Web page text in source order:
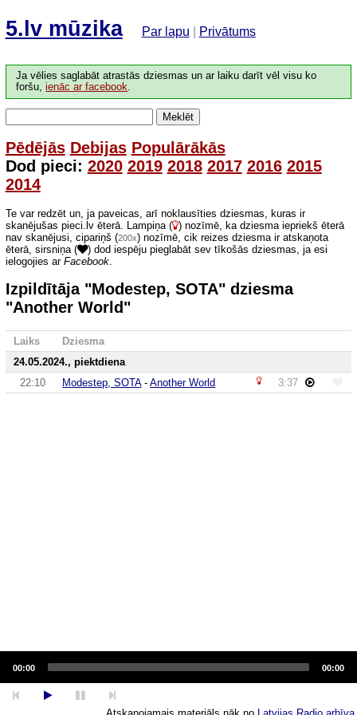
5.lv mūzika Par lapu Privātums
Ja vēlies saglabāt atrastās dziesmas un ar laiku darīt vēl visu ko
foršu,ienāc ar facebook.
Meklēt
Pēdējās Debijas Populārākās
Dod pieci: 2020 2019 2018 2017 2016 2015
2014
Te var redzēt un, ja paveicas, arī noklausīties dziesmas, kuras ir
skanējušas pieci.lv ēterā. Lampiņa ( ) nozīmē, ka dziesma iepriekš ēterā
nav skanējusi, cipariņš (200x) nozīmē, cik reizes dziesma ir atskaņota
ēterā, sirsniņa (
) dod iespēju pieglabāt sev tīkošās dziesmas, ja esi
ielogojies ar Facebook.
Izpildītāja "Modestep, SOTA" dziesma
"Another World"
Laiks
Dziesma
24.05.2024., piektdiena
22:10
Modestep, SOTA-Another World 3:37
Player
00:00 00:00